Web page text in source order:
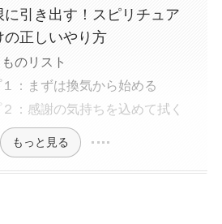
引き出す！スピリチュア
の正しいやり方
のリスト
：まずは換気から始める
：感謝の気持ちを込めて拭く
もっと見る